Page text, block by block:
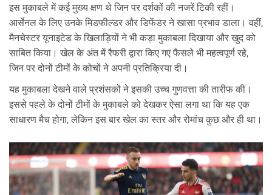
इस मुकाबले में कई मुख्य क्षण थे जिन पर दर्शकों की नजरें टिकी रहीं।
आर्सेनल के लिए उनके मिडफील्डर और डिफेंडर ने खासा प्रभाव डाला। वहीं,
मैनचेस्टर यूनाइटेड के खिलाड़ियों ने भी कड़ा मुकाबला दिखाया और खुद को
साबित किया। खेल के अंत में रैफरी द्वारा किए गए फैसले भी महत्वपूर्ण रहे,
जिन पर दोनों टीमों के कोचों ने अपनी प्रतिक्रिया दी।
यह मुकाबला देखने वाले प्रशंसकों ने इसकी उच्च गुणवत्ता की तारीफ की।
इससे पहले के दोनों टीमों के मुकाबले को देखकर ऐसा लगा था कि यह एक
साधारण मैच होगा, लेकिन इस बार खेल का स्तर और रोमांच कुछ और ही था।